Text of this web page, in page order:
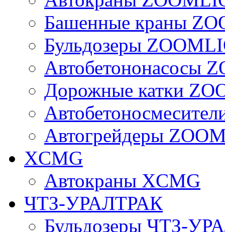
Башенные краны
Бульдозеры
Автобетононасосы
Дорожные катки
Автогрейдеры
XCMG
Автокраны XCMG
ЧТЗ-УРАЛТРАК
Бульдозеры ЧТЗ-